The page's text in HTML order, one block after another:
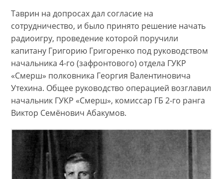
Таврин на допросах дал согласие на
сотрудничество, и было принято решение начать
радиоигру, проведение которой поручили
капитану Григорию Григоренко под руководством
начальника 4-го (зафронтового) отдела ГУКР
«Смерш» полковника Георгия Валентиновича
Утехина. Общее руководство операцией возглавил
начальник ГУКР «Смерш», комиссар ГБ 2-го ранга
Виктор Семёнович Абакумов.